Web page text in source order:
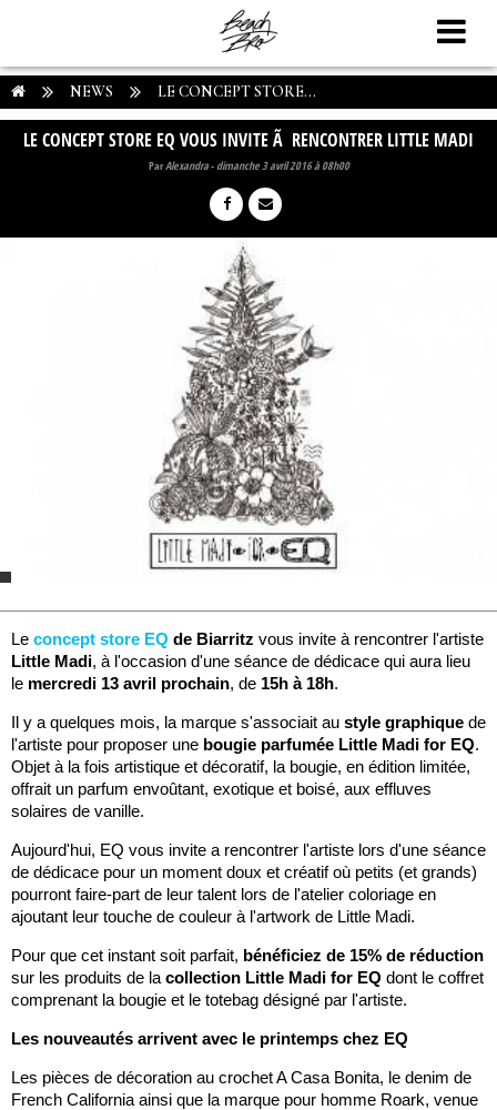
NEWS LE CONCEPT STORE...
LE CONCEPT STORE EQ VOUS INVITE Ã RENCONTRER LITTLE MADI
ParAlexandra- dimanche 3 avril 2016 à 08h00
Le concept store EQ de Biarritz vous invite à rencontrer l'artiste
Little Madi, à l'occasion d'une séance de dédicace qui aura lieu
le mercredi 13 avril prochain, de 15h à 18h.
Il y a quelques mois, la marque s'associait au style graphique de
l'artiste pour proposer une bougie parfumée Little Madi for EQ.
Objet à la fois artistique et décoratif, la bougie, en édition limitée,
offrait un parfum envoûtant, exotique et boisé, aux effluves
solaires de vanille.
Aujourd'hui, EQ vous invite a rencontrer l'artiste lors d'une séance
de dédicace pour un moment doux et créatif où petits (et grands)
pourront faire-part de leur talent lors de l'atelier coloriage en
ajoutant leur touche de couleur à l'artwork de Little Madi.
Pour que cet instant soit parfait, bénéficiez de 15% de réduction
sur les produits de la collection Little Madi for EQ dont le coffret
comprenant la bougie et le totebag désigné par l'artiste.
Les nouveautés arrivent avec le printemps chez EQ
Les pièces de décoration au crochet A Casa Bonita, le denim de
French California ainsi que la marque pour homme Roark, venue